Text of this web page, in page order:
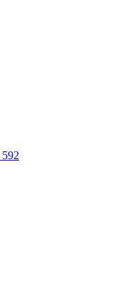
592